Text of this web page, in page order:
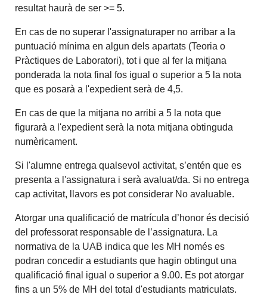
resultat haurà de ser >= 5.
En cas de no superar l'assignaturaper no arribar a la
puntuació mínima en algun dels apartats (Teoria o
Pràctiques de Laboratori), tot i que al fer la mitjana
ponderada la nota final fos igual o superior a 5 la nota
que es posarà a l'expedient serà de 4,5.
En cas de que la mitjana no arribi a 5 la nota que
figurarà a l'expedient serà la nota mitjana obtinguda
numèricament.
Si l'alumne entrega qualsevol activitat, s’entén que es
presenta a l'assignatura i serà avaluat/da. Si no entrega
cap activitat, llavors es pot considerar No avaluable.
Atorgar una qualificació de matrícula d’honor és decisió
del professorat responsable de l’assignatura. La
normativa de la UAB indica que les MH només es
podran concedir a estudiants que hagin obtingut una
qualificació final igual o superior a 9.00. Es pot atorgar
fins a un 5% de MH del total d'estudiants matriculats.